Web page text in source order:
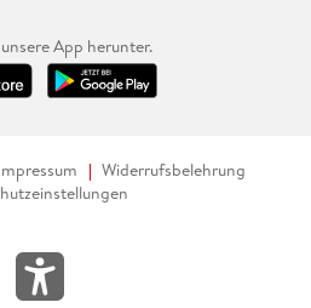
App herunter.
Widerrufsbelehrung